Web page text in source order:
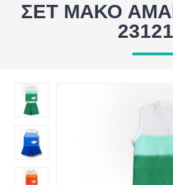
ΣΕΤ ΜΑΚΌ